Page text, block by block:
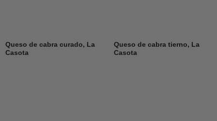
Queso de cabra curado, La
Casota
Queso de cabra tierno, La
Casota